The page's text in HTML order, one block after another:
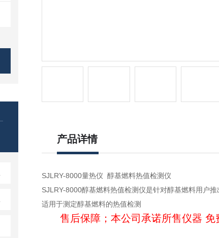
产品详情
SJLRY-8000量热仪 醇基燃料热值检测仪
SJLRY-8000醇基燃料热值检测仪是针对醇基燃料用户
适用于测定醇基燃料的热值检测
售后保障；本公司承诺所售仪器